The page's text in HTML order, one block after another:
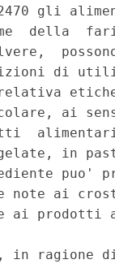
2470 gli
della
di
ai
in
puo'
note ai
ai prodotti
in ragione